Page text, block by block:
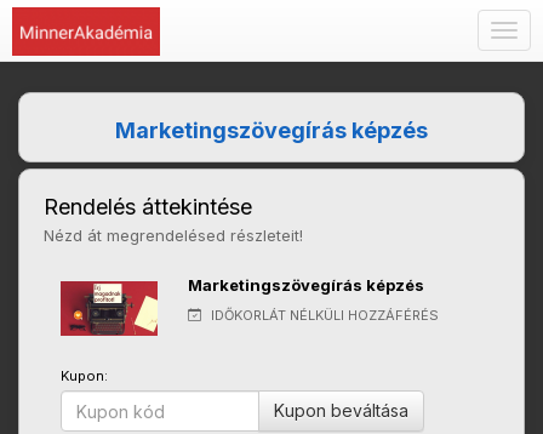
Marketingszövegírás képzés
Rendelés áttekintése
Nézd át megrendelésed részleteit!
Marketingszövegírás képzés
IDŐKORLÁT NÉLKÜLI HOZZÁFÉRÉS
Kupon:
Kupon beváltása